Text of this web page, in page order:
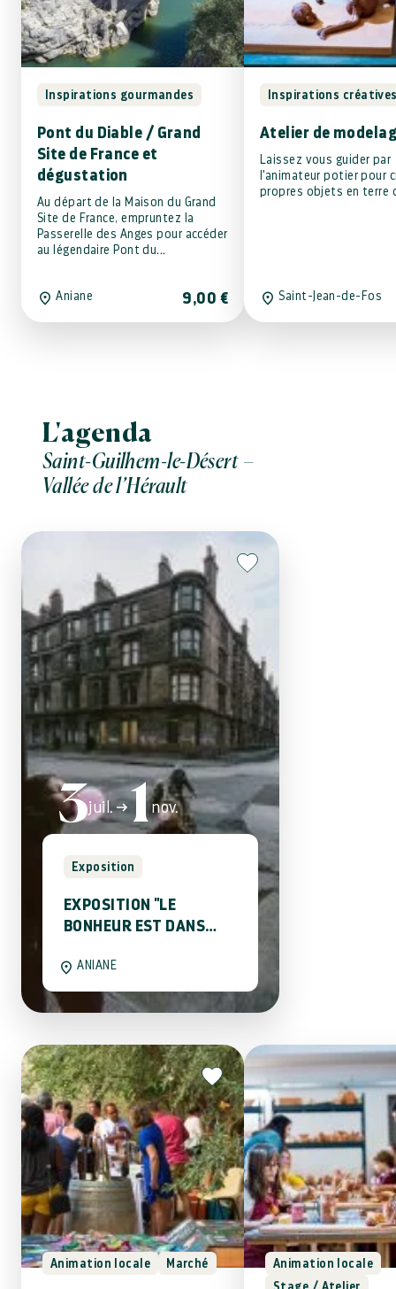
Un restaurant
Restaurants en vallée de
l'Hérault
Les randonnées
des sentiers pour
les niveaux au
Mon séjour en couple
Saint-Guilhem-le-
Désert
Argileum
La maison de la
Inspirations gourmandes
Pont du Diable / Grand
Site de France et
dégustation
Au départ de la Maison du Grand
Site de France, empruntez la
Passerelle des Anges pour accéder
au légendaire Pont du...
Aniane 9,00 €
Inspirations
Atelier de
Laissez vous guider par
l'animateur potier pour
propres objets en terre
Saint-Jean-de-Fos
L'agenda
Saint-Guilhem-le-Désert –
Vallée de l’Hérault
Exposition
3juil. 1nov.
EXPOSITION "LE
BONHEUR EST DANS
DEPARDON"
ANIANE
Animation locale Marché
Animation locale
Stage / Atelier